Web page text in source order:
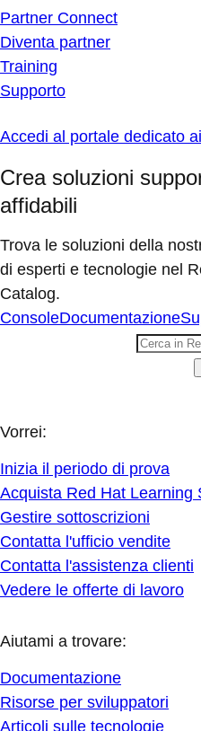
Partner Connect
Diventa partner
Training
Supporto
Accedi al portale dedicato
Crea soluzioni
affidabili
Trova le soluzioni della
di esperti e tecnologie nel
Catalog.
ConsoleDocumentazione
Vorrei:
Inizia il periodo di prova
Acquista Red Hat Learning
Gestire sottoscrizioni
Contatta l'ufficio vendite
Contatta l'assistenza clienti
Vedere le offerte di lavoro
Aiutami a trovare:
Documentazione
Risorse per sviluppatori
Articoli sulle tecnologie